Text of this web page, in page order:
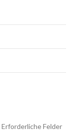
Erforderliche Felder